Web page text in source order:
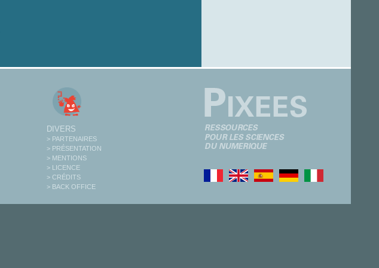
DIVERS
> PARTENAIRES
> PRÉSENTATION
> MENTIONS
> LICENCE
> CRÉDITS
> BACK OFFICE